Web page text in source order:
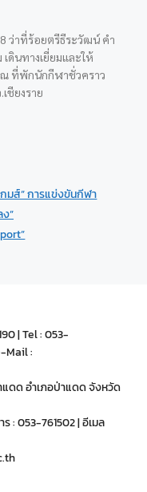
ว่าที่ร้อยตรีธีระวัฒน์ คำ
เดินทางเยี่ยมและให้
ณ ที่พักนักกีฬาชั่วคราว
ชียงราย
มส์” การแข่งขันกีฬา
”
| Tel : 053-
Mail :
แดด อำเภอป่าแดด จังหวัด
: 053-761502 | อีเมล